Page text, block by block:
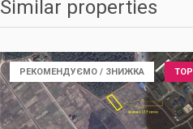
Similar properties
РЕКОМЕНДУЄМО / ЗНИЖКА TOP